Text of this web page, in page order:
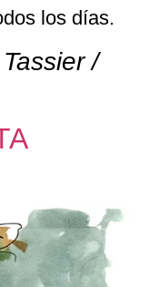
los días.
/